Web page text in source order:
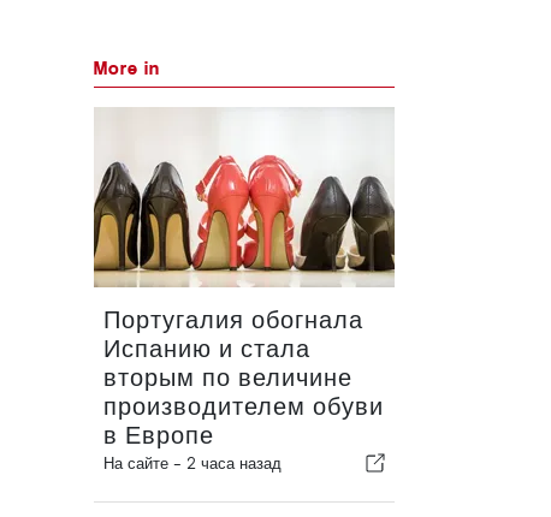
More in
Португалия обогнала
Испанию и стала
вторым по величине
производителем обуви
в Европе
На сайте - 2 часа назад